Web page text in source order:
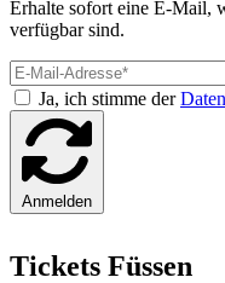
Erhalte sofort eine E-Mail,
verfügbar sind.
Ja, ich stimme der
Anmelden
Tickets Füssen